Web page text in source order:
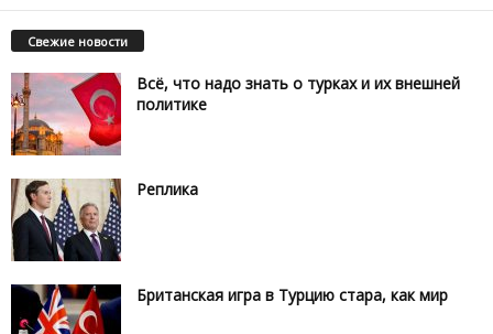
Свежие новости
Всё, что надо знать о турках и их внешней
политике
Реплика
Британская игра в Турцию стара, как мир